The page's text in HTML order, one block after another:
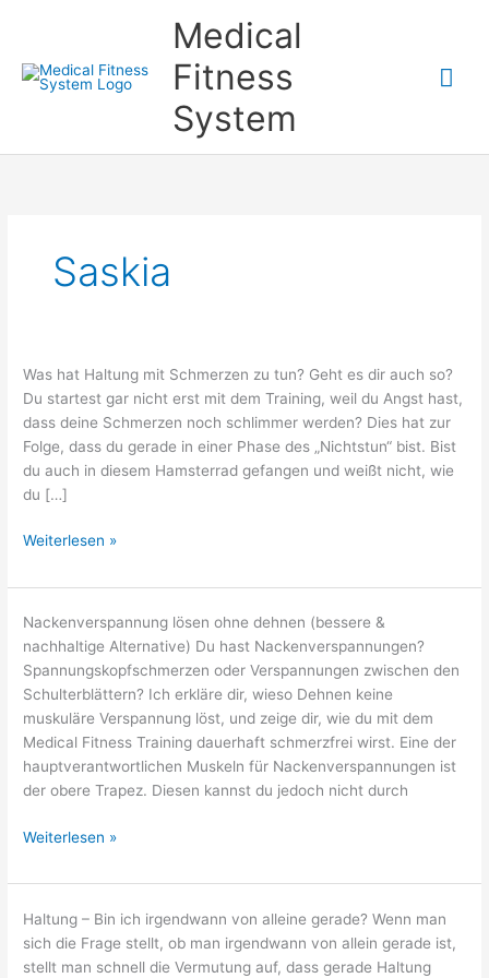
Medical
Fitness
System
Saskia
Was hat Haltung mit Schmerzen zu tun? Geht es dir auch so?
Du startest gar nicht erst mit dem Training, weil du Angst hast,
dass deine Schmerzen noch schlimmer werden? Dies hat zur
Folge, dass du gerade in einer Phase des „Nichtstun“ bist. Bist
du auch in diesem Hamsterrad gefangen und weißt nicht, wie
du […]
Was
Haltung
tun?
Weiterlesen »
Nackenverspannung lösen ohne dehnen (bessere &
nachhaltige Alternative) Du hast Nackenverspannungen?
Spannungskopfschmerzen oder Verspannungen zwischen den
Schulterblättern? Ich erkläre dir, wieso Dehnen keine
muskuläre Verspannung löst, und zeige dir, wie du mit dem
Medical Fitness Training dauerhaft schmerzfrei wirst. Eine der
hauptverantwortlichen Muskeln für Nackenverspannungen ist
der obere Trapez. Diesen kannst du jedoch nicht durch
Nackenverspannung
ohne
(bessere
Weiterlesen »
Haltung – Bin ich irgendwann von alleine gerade? Wenn man
sich die Frage stellt, ob man irgendwann von allein gerade ist,
stellt man schnell die Vermutung auf, dass gerade Haltung